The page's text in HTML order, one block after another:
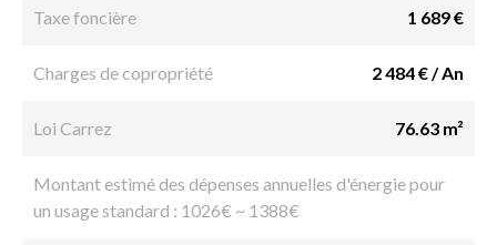
Taxe foncière 1 689 €
Charges de copropriété 2 484 € / An
Loi Carrez 76.63 m²
Montant estimé des dépenses annuelles d'énergie pour
un usage standard : 1026€ ~ 1388€